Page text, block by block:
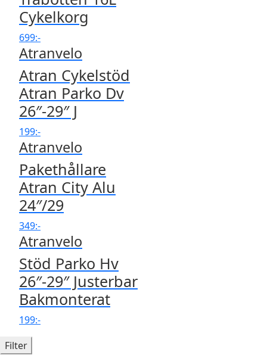
Cykelkorg
699:-
Atranvelo
Atran Cykelstöd
Atran Parko Dv
26″-29″ J
199:-
Atranvelo
Pakethållare
Atran City Alu
24″/29
349:-
Atranvelo
Stöd Parko Hv
26″-29″ Justerbar
Bakmonterat
199:-
Filter